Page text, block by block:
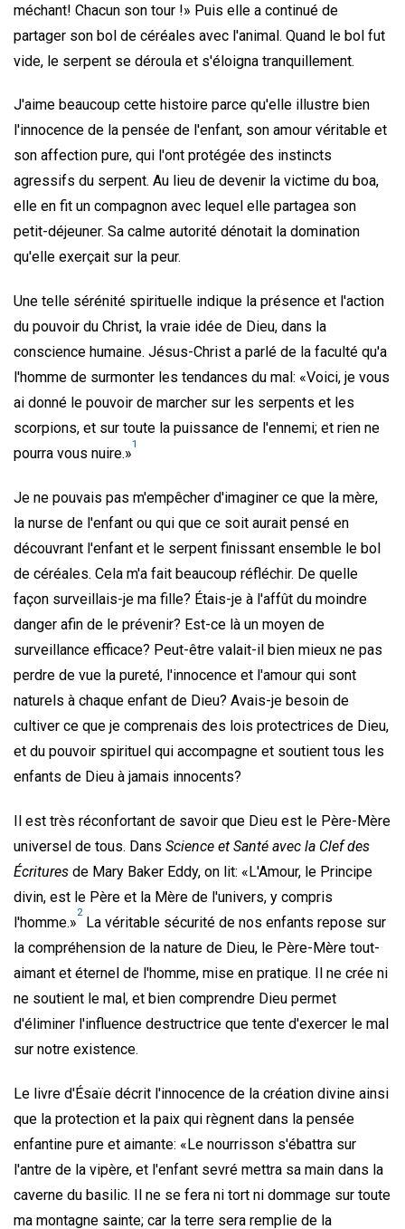
méchant! Chacun son tour !» Puis elle a continué de
partager son bol de céréales avec l'animal. Quand le bol fut
vide, le serpent se déroula et s'éloigna tranquillement.
J'aime beaucoup cette histoire parce qu'elle illustre bien
l'innocence de la pensée de l'enfant, son amour véritable et
son affection pure, qui l'ont protégée des instincts
agressifs du serpent. Au lieu de devenir la victime du boa,
elle en fit un compagnon avec lequel elle partagea son
petit-déjeuner. Sa calme autorité dénotait la domination
qu'elle exerçait sur la peur.
Une telle sérénité spirituelle indique la présence et l'action
du pouvoir du Christ, la vraie idée de Dieu, dans la
conscience humaine. Jésus-Christ a parlé de la faculté qu'a
l'homme de surmonter les tendances du mal: «Voici, je vous
ai donné le pouvoir de marcher sur les serpents et les
scorpions, et sur toute la puissance de l'ennemi; et rien ne
pourra vous nuire.»
1
Je ne pouvais pas m'empêcher d'imaginer ce que la mère,
la nurse de l'enfant ou qui que ce soit aurait pensé en
découvrant l'enfant et le serpent finissant ensemble le bol
de céréales. Cela m'a fait beaucoup réfléchir. De quelle
façon surveillais-je ma fille? Étais-je à l'affût du moindre
danger afin de le prévenir? Est-ce là un moyen de
surveillance efficace? Peut-être valait-il bien mieux ne pas
perdre de vue la pureté, l'innocence et l'amour qui sont
naturels à chaque enfant de Dieu? Avais-je besoin de
cultiver ce que je comprenais des lois protectrices de Dieu,
et du pouvoir spirituel qui accompagne et soutient tous les
enfants de Dieu à jamais innocents?
Il est très réconfortant de savoir que Dieu est le Père-Mère
universel de tous. Dans Science et Santé avec la Clef des
Écritures de Mary Baker Eddy, on lit: «L'Amour, le Principe
divin, est le Père et la Mère de l'univers, y compris
l'homme.»
2
La véritable sécurité de nos enfants repose sur
la compréhension de la nature de Dieu, le Père-Mère tout-
aimant et éternel de l'homme, mise en pratique. Il ne crée ni
ne soutient le mal, et bien comprendre Dieu permet
d'éliminer l'influence destructrice que tente d'exercer le mal
sur notre existence.
Le livre d'Ésaïe décrit l'innocence de la création divine ainsi
que la protection et la paix qui règnent dans la pensée
enfantine pure et aimante: «Le nourrisson s'ébattra sur
l'antre de la vipère, et l'enfant sevré mettra sa main dans la
caverne du basilic. Il ne se fera ni tort ni dommage sur toute
ma montagne sainte; car la terre sera remplie de la